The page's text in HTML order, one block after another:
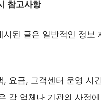
참고사항
시된 글은 일반적인 정보
, 요금, 고객센터 운영 시
각 업체나 기관의 사정